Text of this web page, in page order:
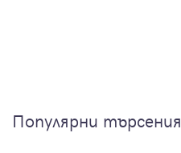
Популярни търсения